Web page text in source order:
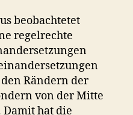
beobachtetet
regelrechte
Rändern der
von der Mitte
Damit hat die